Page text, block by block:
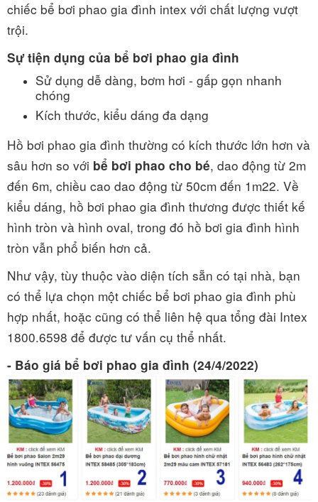
chiếc bể bơi phao gia đình intex với chất lượng vượt
trội.
Sự tiện dụng của bể bơi phao gia đình
Sử dụng dễ dàng, bơm hơi - gấp gọn nhanh
chóng
Kích thước, kiểu dáng đa dạng
Hồ bơi phao gia đình thường có kích thước lớn hơn và
sâu hơn so với bể bơi phao cho bé, dao động từ 2m
đến 6m, chiều cao dao động từ 50cm đến 1m22. Về
kiểu dáng, hồ bơi phao gia đình thương được thiết kế
hình tròn và hình oval, trong đó hồ bơi gia đình hình
tròn vẫn phổ biến hơn cả.
Như vậy, tùy thuộc vào diện tích sẵn có tại nhà, bạn
có thể lựa chọn một chiếc bể bơi phao gia đình phù
hợp nhất, hoặc cũng có thể liên hệ qua tổng đài Intex
1800.6598 để được tư vấn cụ thể nhất.
- Báo giá bể bơi phao gia đình (24/4/2022)